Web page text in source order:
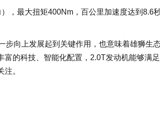
最大扭矩400Nm，百公里加速度达到8.6
向上发展起到关键作用，也意味着雄狮生
的科技、智能化配置，2.0T发动机能够满
。